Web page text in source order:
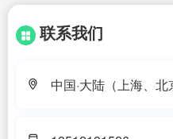
联系我们
中国·大陆（上海、